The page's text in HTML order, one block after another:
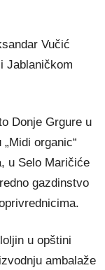
Vučić
Jablaničkom
Donje Grgure u
organic“
u Selo Maričiće
gazdinstvo
u opštini
ambalaže